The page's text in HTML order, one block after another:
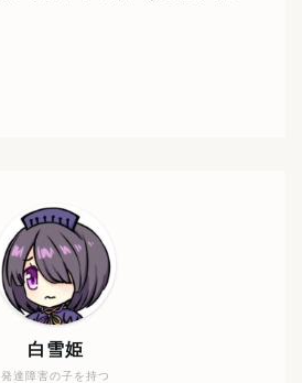
発達障害の子を持つ
白雪姫